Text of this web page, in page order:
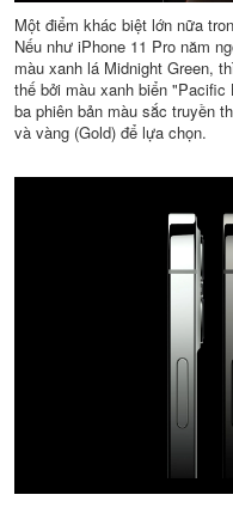
Một điểm khác biệt lớn nữa
Nếu như iPhone 11 Pro năm
màu xanh lá Midnight Green,
thế bởi màu xanh biển
ba phiên bản màu sắc truyền
và vàng (Gold) để lựa chọn.